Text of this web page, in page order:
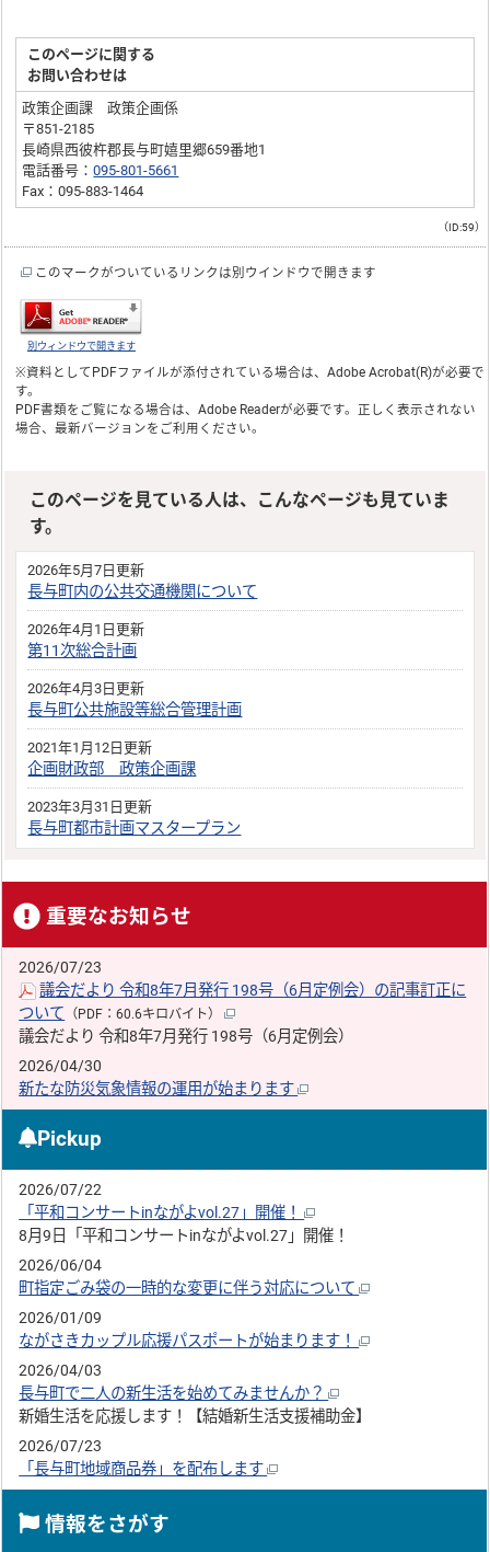
このページに関する
お問い合わせは
政策企画課 政策企画係
〒851-2185
長崎県西彼杵郡長与町嬉里郷659番地1
電話番号：095-801-5661
Fax：095-883-1464
（ID:59）
このマークがついているリンクは別ウインドウで開きます
別ウィンドウで開きます
※資料としてPDFファイルが添付されている場合は、Adobe Acrobat(R)が必要で
す。
PDF書類をご覧になる場合は、Adobe Readerが必要です。正しく表示されない
場合、最新バージョンをご利用ください。
このページを見ている人は、こんなページも見ていま
す。
2026年5月7日更新
長与町内の公共交通機関について
2026年4月1日更新
第11次総合計画
2026年4月3日更新
長与町公共施設等総合管理計画
2021年1月12日更新
企画財政部 政策企画課
2023年3月31日更新
長与町都市計画マスタープラン
重要なお知らせ
2026/07/23
議会だより 令和8年7月発行 198号（6月定例会）の記事訂正に
ついて （PDF：60.6キロバイト）
議会だより 令和8年7月発行 198号（6月定例会）
2026/04/30
新たな防災気象情報の運用が始まります
Pickup
2026/07/22
「平和コンサートinながよvol.27」開催！
8月9日「平和コンサートinながよvol.27」開催！
2026/06/04
町指定ごみ袋の一時的な変更に伴う対応について
2026/01/09
ながさきカップル応援パスポートが始まります！
2026/04/03
長与町で二人の新生活を始めてみませんか？
新婚生活を応援します！【結婚新生活支援補助金】
2026/07/23
「長与町地域商品券」を配布します
情報をさがす